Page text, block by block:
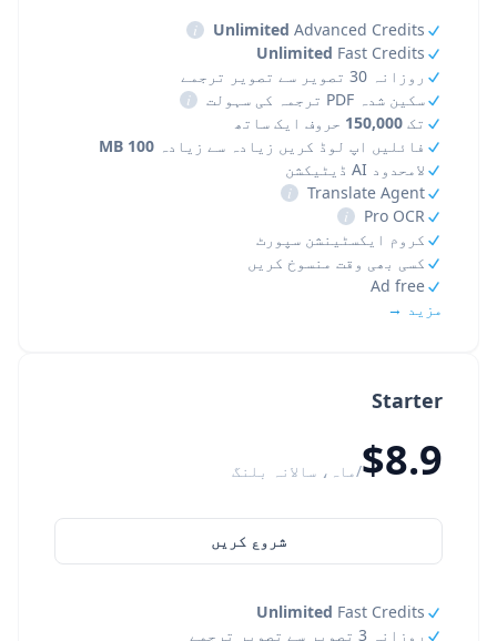
Starter
$8.9/ماہ، سالانہ بلنگ
شروع کریں
Unlimited Fast Credits
روزانہ 3 تصویر سے تصویر ترجمے
Unlimited Advanced Credits
i
Unlimited Fast Credits
روزانہ 30 تصویر سے تصویر ترجمے
سکین شدہ PDF ترجمہ کی سہولت
i
تک 150,000 حروف ایک ساتھ
فائلیں اپ لوڈ کریں زیادہ سے زیادہ 100 MB
لامحدود AI ڈیٹیکشن
Translate Agent
i
Pro OCR
i
کروم ایکسٹینشن سپورٹ
کسی بھی وقت منسوخ کریں
Ad free
مزید →